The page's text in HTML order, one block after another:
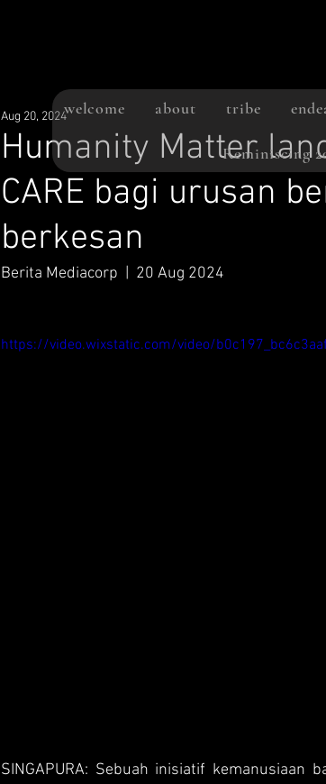
Humanity Matter
CARE bagi urusan
berkesan
Aug 20, 2024
Berita Mediacorp  |  20 Aug 2024
https://video.wixstatic.com/video/
SINGAPURA: Sebuah inisiatif kemanusiaan
welcome about tribe
Reminiscing